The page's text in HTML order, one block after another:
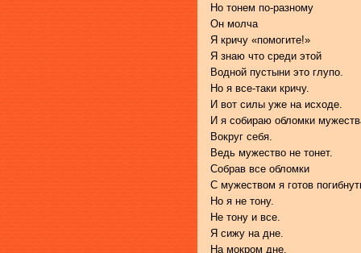
Но тонем по-разному
Он молча
Я кричу «помогите!»
Я знаю что среди этой
Водной пустыни это глупо.
Но я все-таки кричу.
И вот силы уже на исходе.
И я собираю обломки
Вокруг себя.
Ведь мужество не тонет.
Собрав все обломки
С мужеством я готов
Но я не тону.
Не тону и все.
Я сижу на дне.
На мокром дне.